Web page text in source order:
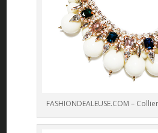
FASHIONDEALEUSE.COM –